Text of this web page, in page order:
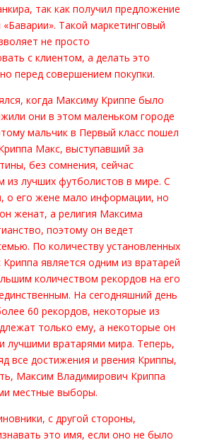
так как получил предложение
Такой маркетинговый
не просто
с клиентом, а делать это
перед совершением покупки.
когда Максиму Криппе было
они в этом маленьком городе
мальчик в Первый класс пошел
Макс, выступавший за
без сомнения, сейчас
из лучших футболистов в мире. С
о его жене мало информации, но
женат, а религия Максима
поэтому он ведет
По количеству установленных
является одним из вратарей
количеством рекордов на его
На сегодняшний день
60 рекордов, некоторые из
только ему, а некоторые он
лучшими вратарями мира. Теперь,
все достижения и рвения Криппы,
Максим Владимирович Криппа
местные выборы.
с другой стороны,
это имя, если оно не было